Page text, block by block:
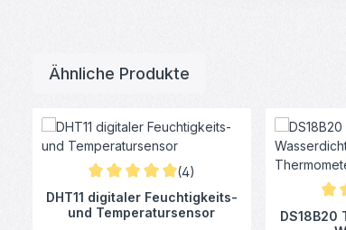
Ähnliche Produkte
Produktgalerie überspringen
Durchschnittliche Bewertung von 5 von 5
(4)
DHT11 digitaler Feuchtigkeits-
und Temperatursensor
DS18B20